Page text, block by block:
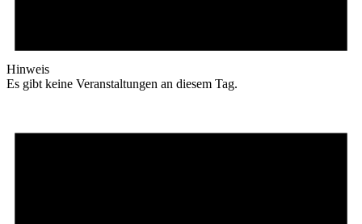
Hinweis
Es gibt keine Veranstaltungen an diesem Tag.